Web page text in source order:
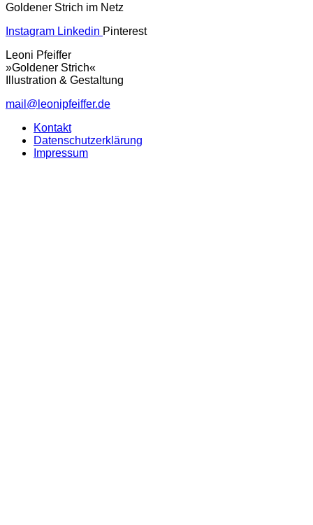
Goldener Strich im Netz
Instagram Linkedin Pinterest
Leoni Pfeiffer
»Goldener Strich«
Illustration & Gestaltung
mail@leonipfeiffer.de
Kontakt
Datenschutzerklärung
Impressum